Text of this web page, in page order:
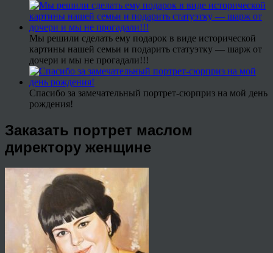
Мы решили сделать ему подарок в виде исторической
картины нашей семьи и подарить статуэтку — шарж от
дочери и мы не прогадали!!!
Спасибо за замечательный портрет-сюрприз на мой день
рождения!
Заказать портрет маслом
директору женщине